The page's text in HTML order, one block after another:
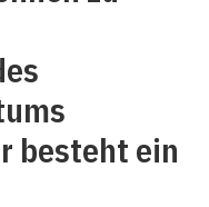
besteht ein